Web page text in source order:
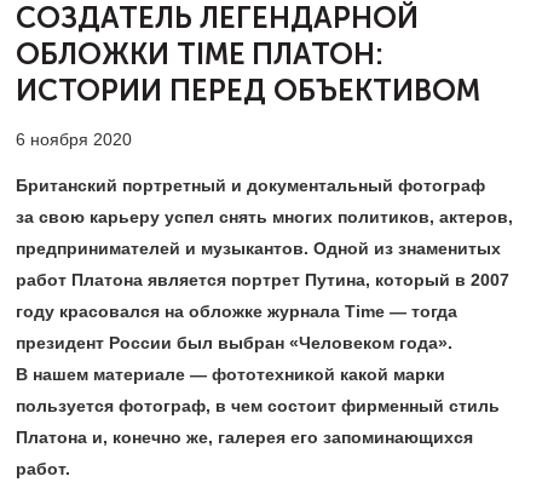
СОЗДАТЕЛЬ ЛЕГЕНДАРНОЙ
ОБЛОЖКИ TIME ПЛАТОН:
ИСТОРИИ ПЕРЕД ОБЪЕКТИВОМ
6 ноября 2020
Британский портретный и документальный фотограф
за свою карьеру успел снять многих политиков, актеров,
предпринимателей и музыкантов. Одной из знаменитых
работ Платона является портрет Путина, который в 2007
году красовался на обложке журнала Time — тогда
президент России был выбран «Человеком года».
В нашем материале — фототехникой какой марки
пользуется фотограф, в чем состоит фирменный стиль
Платона и, конечно же, галерея его запоминающихся
работ.